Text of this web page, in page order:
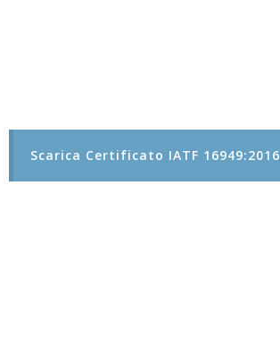
Scarica Certificato IATF 16949:2016